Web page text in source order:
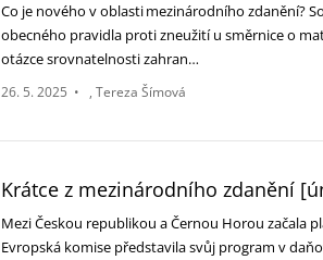
Co je nového v oblasti mezinárodního zdanění?
obecného pravidla proti zneužití u směrnice o
otázce srovnatelnosti zahran…
26. 5. 2025 • Tereza Šímová
Krátce z mezinárodního zdanění
Mezi Českou republikou a Černou Horou začala
Evropská komise představila svůj program v